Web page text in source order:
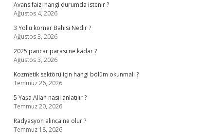
Avans faizi hangi durumda istenir ?
Ağustos 4, 2026
3 Yollu korner Bahisi Nedir ?
Ağustos 3, 2026
2025 pancar parası ne kadar ?
Ağustos 3, 2026
Kozmetik sektörü için hangi bölüm okunmalı ?
Temmuz 26, 2026
5 Yaşa Allah nasıl anlatılır ?
Temmuz 20, 2026
Radyasyon alınca ne olur ?
Temmuz 18, 2026